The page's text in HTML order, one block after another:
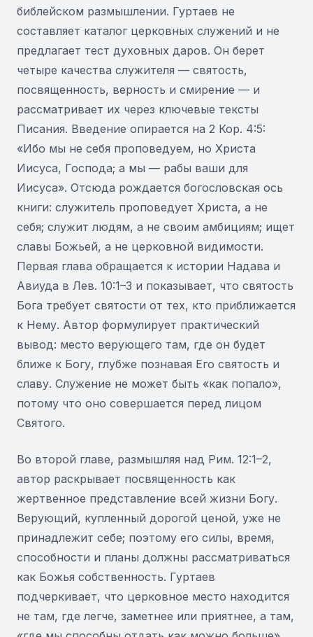
библейском размышлении. Гуртаев не
составляет каталог церковных служений и не
предлагает тест духовных даров. Он берет
четыре качества служителя — святость,
посвященность, верность и смирение — и
рассматривает их через ключевые тексты
Писания. Введение опирается на 2 Кор. 4:5:
«Ибо мы не себя проповедуем, но Христа
Иисуса, Господа; а мы — рабы ваши для
Иисуса». Отсюда рождается богословская ось
книги: служитель проповедует Христа, а не
себя; служит людям, а не своим амбициям; ищет
славы Божьей, а не церковной видимости.
Первая глава обращается к истории Надава и
Авиуда в Лев. 10:1–3 и показывает, что святость
Бога требует святости от тех, кто приближается
к Нему. Автор формулирует практический
вывод: место верующего там, где он будет
ближе к Богу, глубже познавая Его святость и
славу. Служение не может быть «как попало»,
потому что оно совершается перед лицом
Святого.
Во второй главе, размышляя над Рим. 12:1–2,
автор раскрывает посвященность как
жертвенное представление всей жизни Богу.
Верующий, купленный дорогой ценой, уже не
принадлежит себе; поэтому его силы, время,
способности и планы должны рассматриваться
как Божья собственность. Гуртаев
подчеркивает, что церковное место находится
не там, где легче, заметнее или приятнее, а там,